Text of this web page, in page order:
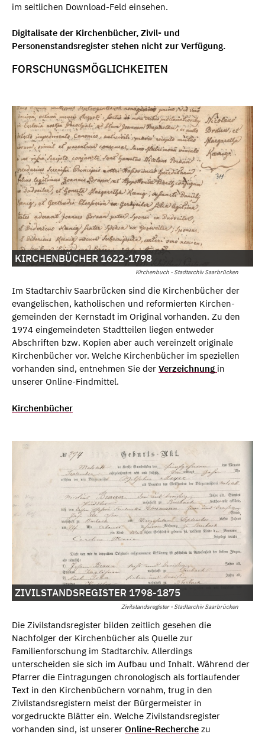
im seitlichen Download-Feld einsehen.
Digitalisate der Kirchenbücher, Zivil- und
Personenstandsregister stehen nicht zur Verfügung.
FORSCHUNGSMÖGLICHKEITEN
Kirchenbuch - Stadtarchiv Saarbrücken
KIRCHENBÜCHER 1622-1798
Im Stadtarchiv Saarbrücken sind die Kirchenbücher der
evangelischen, katholischen und reformierten Kirchen-
gemeinden der Kernstadt im Original vorhanden. Zu den
1974 eingemeindeten Stadtteilen liegen entweder
Abschriften bzw. Kopien aber auch vereinzelt originale
Kirchenbücher vor. Welche Kirchenbücher im speziellen
vorhanden sind, entnehmen Sie der Verzeichnung in
unserer Online-Findmittel.
Kirchenbücher
Zivilstandsregister - Stadtarchiv Saarbrücken
ZIVILSTANDSREGISTER 1798-1875
Die Zivilstandsregister bilden zeitlich gesehen die
Nachfolger der Kirchenbücher als Quelle zur
Familienforschung im Stadtarchiv. Allerdings
unterscheiden sie sich im Aufbau und Inhalt. Während der
Pfarrer die Eintragungen chronologisch als fortlaufender
Text in den Kirchenbüchern vornahm, trug in den
Zivilstandsregistern meist der Bürgermeister in
vorgedruckte Blätter ein. Welche Zivilstandsregister
vorhanden sind, ist unserer Online-Recherche zu